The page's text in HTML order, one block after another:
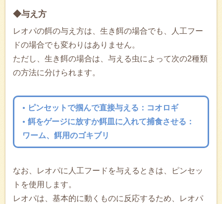
◆与え方
レオパの餌の与え方は、生き餌の場合でも、人工フー
ドの場合でも変わりはありません。
ただし、生き餌の場合は、与える虫によって次の2種類
の方法に分けられます。
ピンセットで掴んで直接与える：コオロギ
餌をゲージに放すか餌皿に入れて捕食させる：
ワーム、餌用のゴキブリ
なお、レオパに人工フードを与えるときは、ピンセッ
トを使用します。
レオパは、基本的に動くものに反応するため、レオパ